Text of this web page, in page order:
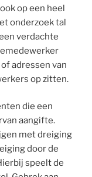
op een heel
onderzoek tal
verdachte
adressen van
op zitten.
die een
aangifte.
met dreiging
door de
speelt de